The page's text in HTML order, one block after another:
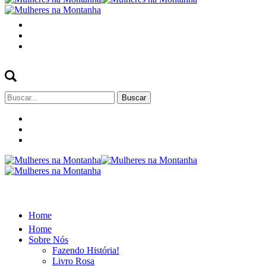
Buscar
por:
Home
Home
Sobre Nós
Fazendo História!
Livro Rosa